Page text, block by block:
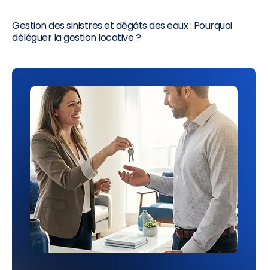
Gestion des sinistres et dégâts des eaux : Pourquoi
déléguer la gestion locative ?